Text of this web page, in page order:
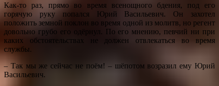
Как-то раз, прямо во время всенощного бдения, под его
горячую руку попался Юрий Васильевич. Он захотел
положить земной поклон во время одной из молитв, но регент
довольно грубо его одёрнул. По его мнению, певчий ни при
каких обстоятельствах не должен отвлекаться во время
службы.
– Так мы же сейчас не поём! – шёпотом возразил ему Юрий
Васильевич.